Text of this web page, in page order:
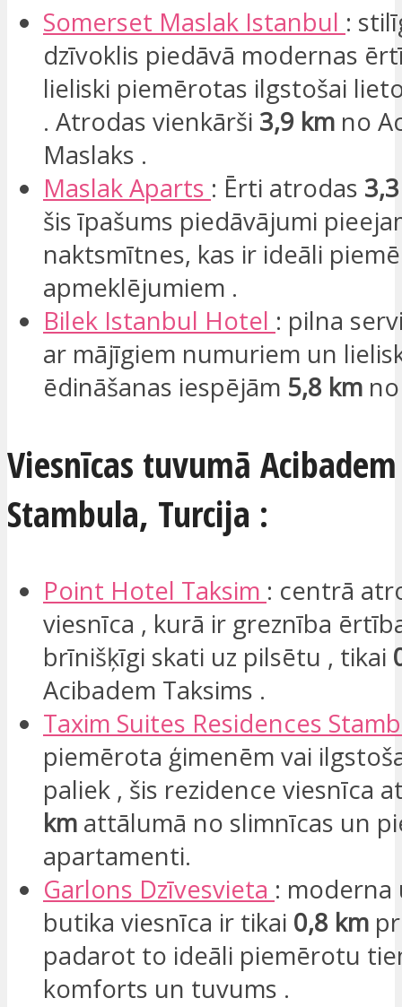
Somerset Maslak Istanbul :
dzīvoklis piedāvā modernas
lieliski piemērotas ilgstošai
. Atrodas vienkārši 3,9 km no
Maslaks .
MaslakAparts : Ērti atrodas
šis īpašums piedāvājumi
naktsmītnes, kas ir ideāli
apmeklējumiem .
Bilek Istanbul Hotel : pilna
ar mājīgiem numuriem un
ēdināšanas iespējām 5,8 km
Viesnīcas tuvumā
Stambula, Turcija :
Point Hotel Taksim : centrā
viesnīca , kurā ir greznība
brīnišķīgi skati uz pilsētu , tikai
Acibadem Taksims .
Taxim Suites Residences
piemērota ģimenēm vai
paliek , šis rezidence viesnīca
km attālumā no slimnīcas un
apartamenti.
Garlons Dzīvesvieta : moderna
butika viesnīca ir tikai 0,8 km
padarot to ideāli piemērotu
komforts un tuvums .